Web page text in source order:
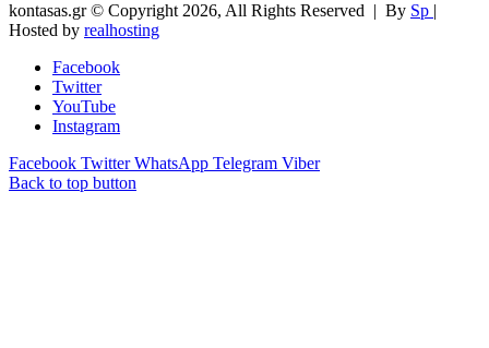
kontasas.gr © Copyright 2026, All Rights Reserved | By Sp |
Hosted by realhosting
Facebook
Twitter
YouTube
Instagram
Facebook Twitter WhatsApp Telegram Viber
Back to top button